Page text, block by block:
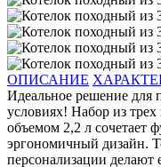
ОПИСАНИЕ
Идеальное решение для
условиях! Набор из
объемом 2,2 л сочетает
эргономичный дизайн.
персонализации